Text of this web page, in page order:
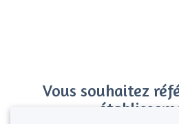
Vous souhaitez